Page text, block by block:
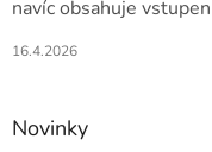
navíc obsahuje
16.4.2026
Novinky